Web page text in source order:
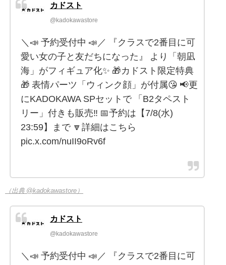
カドスト
@kadokawastore
＼📣 予約受付中 📣／ 『クラスで2番目に可
愛い女の子と友だちになった』 より「朝凪
海」がフィギュア化✨ 🎁カドスト限定特典
🎁 表情パーツ「ウィンク顔」が付属😘 📢更
にKADOKAWA SPセットで 「B2タペスト
リー」付きも販売‼️ 📅予約は【7/8(水)
23:59】まで 🔽詳細はこちら
pic.x.com/nuII9oRv6f
（出典 @kadokawastore）
カドスト
@kadokawastore
＼📣 予約受付中 📣／ 『クラスで2番目に可